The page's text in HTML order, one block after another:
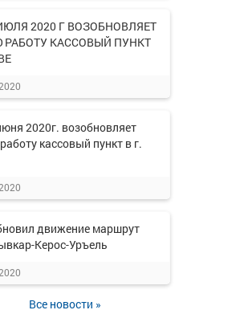
2020 Г ВОЗОБНОВЛЯЕТ
РАБОТУ КАССОВЫЙ ПУНКТ
2020г. возобновляет
кассовый пункт в г.
движение маршрут
Керос-Уръель
Все новости »